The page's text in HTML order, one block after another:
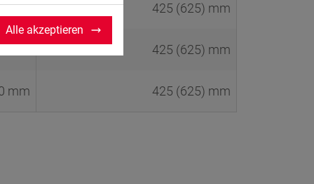
mm 425 (625) mm
425 (625) mm
mm 425 (625) mm
Alle akzeptieren